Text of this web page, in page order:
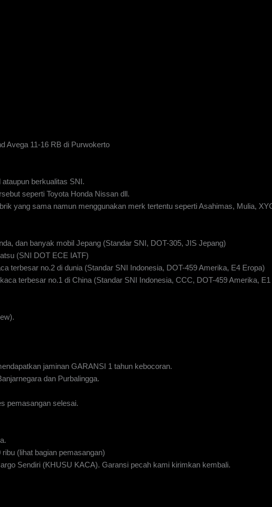
Avega 11-16 RB di Purwokerto
berkualitas SNI.
seperti Toyota Honda Nissan dll.
yang sama namun menggunakan merk tertentu seperti Asahimas, Mulia,
dan banyak mobil Jepang (Standar SNI, DOT-305, JIS Jepang)
(SNI DOT ECE IATF)
terbesar no.2 di dunia (Standar SNI Indonesia, DOT-459 Amerika, E4 Eropa)
terbesar no.1 di China (Standar SNI Indonesia, CCC, DOT-459 Amerika, E1
jaminan GARANSI 1 tahun kebocoran.
dan Purbalingga.
pemasangan selesai.
(lihat bagian pemasangan)
Sendiri (KHUSU KACA). Garansi pecah kami kirimkan kembali.